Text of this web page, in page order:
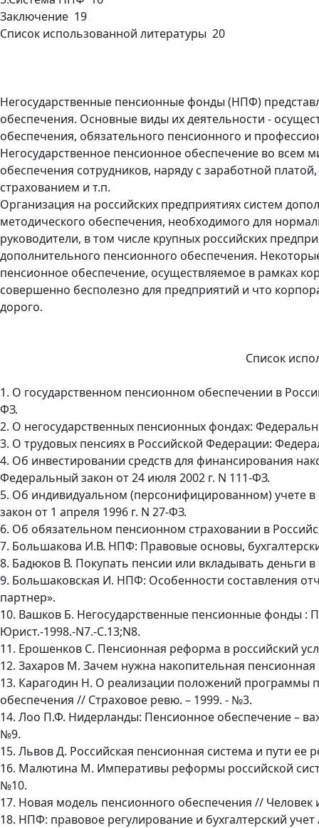
Заключение 19
Список использованной литературы 20
Негосударственные пенсионные фонды (НПФ)
обеспечения. Основные виды их деятельности -
обеспечения, обязательного пенсионного и
Негосударственное пенсионное обеспечение во всем
обеспечения сотрудников, наряду с заработной
страхованием и т.п.
Организация на российских предприятиях систем
методического обеспечения, необходимого для
руководители, в том числе крупных российских
дополнительного пенсионного обеспечения.
пенсионное обеспечение, осуществляемое в рамках
совершенно бесполезно для предприятий и что
дорого.
Список
1. О государственном пенсионном обеспечении в
ФЗ.
2. О негосударственных пенсионных фондах:
3. О трудовых пенсиях в Российской Федерации:
4. Об инвестировании средств для финансирования
Федеральный закон от 24 июля 2002 г. N 111-ФЗ.
5. Об индивидуальном (персонифицированном) учете
закон от 1 апреля 1996 г. N 27-ФЗ.
6. Об обязательном пенсионном страховании в
7. Большакова И.В. НПФ: Правовые основы,
8. Бадюков В. Покупать пенсии или вкладывать деньги
9. Большаковская И. НПФ: Особенности составления
партнер».
10. Вашков Б. Негосударственные пенсионные фонды :
Юрист.-1998.-N7.-С.13;N8.
11. Ерошенков С. Пенсионная реформа в российский
12. Захаров М. Зачем нужна накопительная
13. Карагодин Н. О реализации положений программы
обеспечения // Страховое ревю. – 1999. - №3.
14. Лоо П.Ф. Нидерланды: Пенсионное обеспечение –
№9.
15. Львов Д. Российская пенсионная система и пути
16. Малютина М. Императивы реформы российской
№10.
17. Новая модель пенсионного обеспечения // Человек
18. НПФ: правовое регулирование и бухгалтерский